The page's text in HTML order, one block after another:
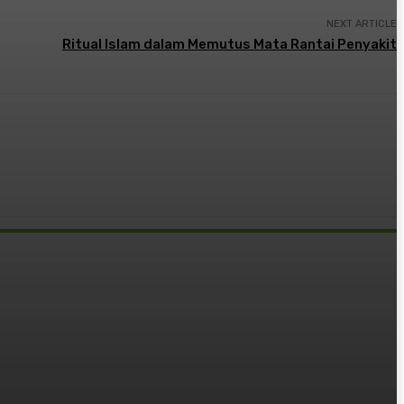
NEXT ARTICLE
Ritual Islam dalam Memutus Mata Rantai Penyakit